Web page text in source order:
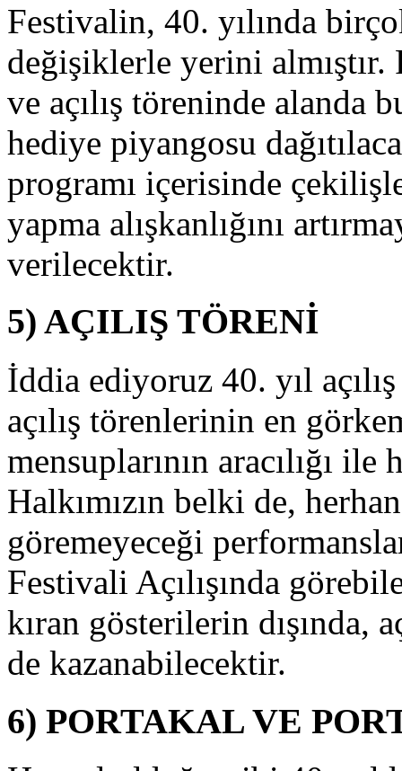
Festivalin, 40. yılında
değişiklerle yerini
ve açılış töreninde alanda
hediye piyangosu
programı içerisinde
yapma alışkanlığını
verilecektir.
5) AÇILIŞ TÖRENİ
İddia ediyoruz 40. yıl
açılış törenlerinin en
mensuplarının aracılığı ile
Halkımızın belki de,
göremeyeceği
Festivali Açılışında
kıran gösterilerin dışında,
de kazanabilecektir.
6) PORTAKAL VE
Festivalin,